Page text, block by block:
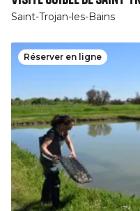
Saint-Trojan-les-Bains
Réserver en ligne